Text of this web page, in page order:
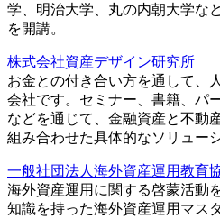
学、明治大学、丸の内朝大学な
を開講。
株式会社資産デザイン研究所
お金との付き合い方を通して、
会社です。セミナー、書籍、パ
などを通じて、金融資産と不動
組み合わせた具体的なソリュー
一般社団法人海外資産運用教育
海外資産運用に関する啓蒙活動
知識を持った海外資産運用マス